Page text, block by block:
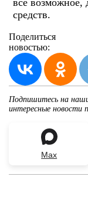
средств.
Поделиться
новостью:
Подпишитесь на
интересные новости
Max